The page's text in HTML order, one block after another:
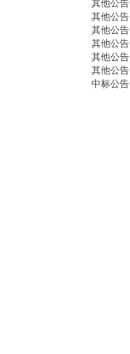
其他公告
其他公告
其他公告
其他公告
其他公告
其他公告
中标公告